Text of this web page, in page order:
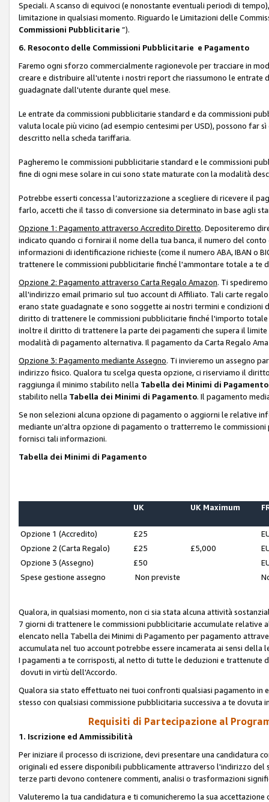
Speciali. A scanso di equivoci (e nonostante eventuali periodi di
limitazione in qualsiasi momento. Riguardo le Limitazioni delle
Commissioni Pubblicitarie ”).
6. Resoconto delle Commissioni Pubblicitarie e Pagamento
Faremo ogni sforzo commercialmente ragionevole per tracciare in
creare e distribuire all'utente i nostri report che riassumono le
guadagnate dall'utente durante quel mese.
Le entrate da commissioni pubblicitarie standard e da commissioni
valuta locale più vicino (ad esempio centesimi per USD), possono far
descritto nella scheda tariffaria.
Pagheremo le commissioni pubblicitarie standard e le commissioni
fine di ogni mese solare in cui sono state maturate con la modalità
Potrebbe esserti concessa l’autorizzazione a scegliere di ricevere il
farlo, accetti che il tasso di conversione sia determinato in base agli
Opzione 1: Pagamento attraverso Accredito Diretto. Depositeremo
indicato quando ci fornirai il nome della tua banca, il numero del
informazioni di identificazione richieste (come il numero ABA, IBAN o
trattenere le commissioni pubblicitarie finché l'ammontare totale a
Opzione 2: Pagamento attraverso Carta Regalo Amazon. Ti
all'indirizzo email primario sul tuo account di Affiliato. Tali carte
erano state guadagnate e sono soggette ai nostri termini e
diritto di trattenere le commissioni pubblicitarie finché l'importo
inoltre il diritto di trattenere la parte dei pagamenti che supera il
modalità di pagamento alternativa. Il pagamento da Carta Regalo
Opzione 3: Pagamento mediante Assegno. Ti invieremo un assegno
indirizzo fisico. Qualora tu scelga questa opzione, ci riserviamo il
raggiunga il minimo stabilito nella Tabella dei Minimi di Pagamento
stabilito nella Tabella dei Minimi di Pagamento. Il pagamento
Se non selezioni alcuna opzione di pagamento o aggiorni le relative
mediante un’altra opzione di pagamento o tratterremo le
fornisci tali informazioni.
Tabella dei Minimi di Pagamento
UK UK Maximum
Opzione 1 (Accredito) £25
Opzione 2 (Carta Regalo)
£25 £5,000
Opzione 3 (Assegno)
£50
Spese gestione assegno
Non previste
Qualora, in qualsiasi momento, non ci sia stata alcuna attività
7 giorni di trattenere le commissioni pubblicitarie accumulate
elencato nella Tabella dei Minimi di Pagamento per pagamento
accumulata nel tuo account potrebbe essere incamerata ai sensi
I pagamenti a te corrisposti, al netto di tutte le deduzioni e trattenute
dovuti in virtù dell'Accordo.
Qualora sia stato effettuato nei tuoi confronti qualsiasi pagamento in
stesso con qualsiasi commissione pubblicitaria successiva a te dovuta
Requisiti di Partecipazione al
1. Iscrizione ed Ammissibilità
Per iniziare il processo di iscrizione, devi presentare una candidatura
originali ed essere disponibili pubblicamente attraverso l'indirizzo
terze parti devono contenere commenti, analisi o trasformazioni
Valuteremo la tua candidatura e ti comunicheremo la sua